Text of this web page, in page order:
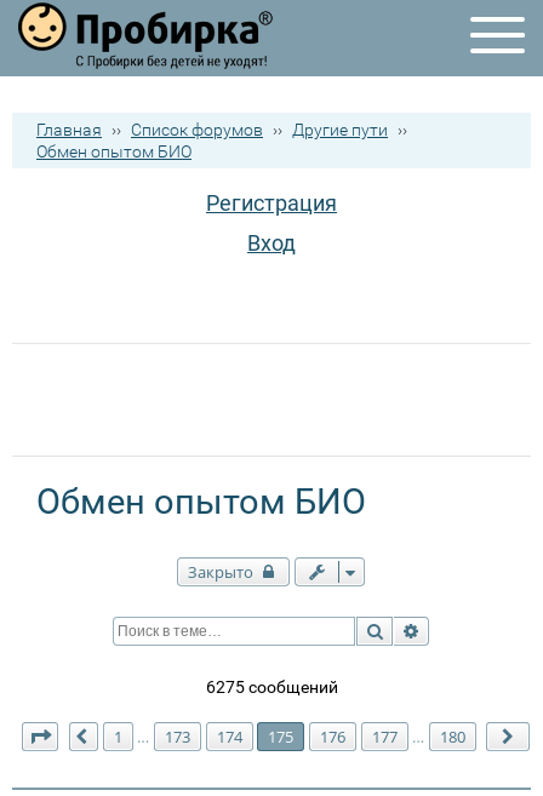
Главная ›› Список форумов ›› Другие пути
››
Обмен опытом БИО
Регистрация
Вход
Обмен опытом БИО
Закрыто
Поиск
6275 сообщений
Страница 175 из180
Пред.
1 … 173 174 175 176 177 … 180